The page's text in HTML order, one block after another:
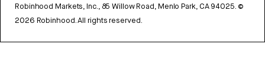
Robinhood Markets, Inc., 85 Willow Road, Menlo Park, CA 94025. ©
2026 Robinhood. All rights reserved.